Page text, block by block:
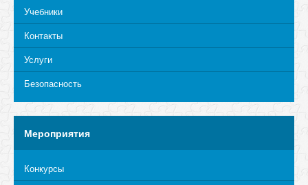
Учебники
Контакты
Услуги
Безопасность
Мероприятия
Конкурсы